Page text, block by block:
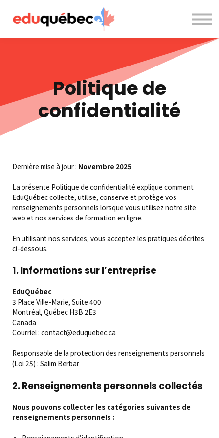
A propos de nous
Nous contacter
Accès à la plateforme
Politique de
confidentialité
Dernière mise à jour : Novembre 2025
La présente Politique de confidentialité explique comment
EduQuébec collecte, utilise, conserve et protège vos
renseignements personnels lorsque vous utilisez notre site
web et nos services de formation en ligne.
En utilisant nos services, vous acceptez les pratiques décrites
ci-dessous.
1. Informations sur l’entreprise
EduQuébec
3 Place Ville-Marie, Suite 400
Montréal, Québec H3B 2E3
Canada
Courriel : contact@eduquebec.ca
Responsable de la protection des renseignements personnels
(Loi 25) : Salim Berbar
2. Renseignements personnels collectés
Nous pouvons collecter les catégories suivantes de
renseignements personnels :